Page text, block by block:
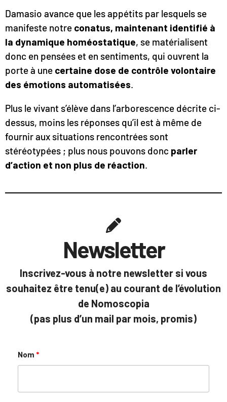
Damasio avance que les appétits par lesquels se
manifeste notre conatus, maintenant identifié à
la dynamique homéostatique, se matérialisent
donc en pensées et en sentiments, qui ouvrent la
porte à une certaine dose de contrôle volontaire
des émotions automatisées.
Plus le vivant s’élève dans l’arborescence décrite ci-
dessus, moins les réponses qu’il est à même de
fournir aux situations rencontrées sont
stéréotypées ; plus nous pouvons donc parler
d’action et non plus de réaction.
Newsletter
Inscrivez-vous à notre newsletter si vous
souhaitez être tenu(e) au courant de l’évolution
de Nomoscopia
(pas plus d’un mail par mois, promis)
Nom